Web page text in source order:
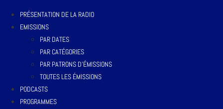
PRÉSENTATION DE LA RADIO
EMISSIONS
PAR DATES
PAR CATÉGORIES
PAR PATRONS D’ÉMISSIONS
TOUTES LES ÉMISSIONS
PODCASTS
PROGRAMMES